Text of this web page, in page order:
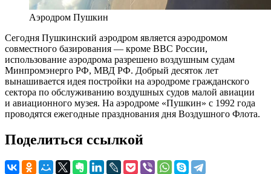
Аэродром Пушкин
Сегодня Пушкинский аэродром является аэродромом
совместного базирования — кроме ВВС России,
использование аэродрома разрешено воздушным судам
Минпромэнерго РФ, МВД РФ. Добрый десяток лет
вынашивается идея постройки на аэродроме гражданского
сектора по обслуживанию воздушных судов малой авиации
и авиационного музея. На аэродроме «Пушкин» с 1992 года
проводятся ежегодные празднования дня Воздушного Флота.
Поделиться ссылкой